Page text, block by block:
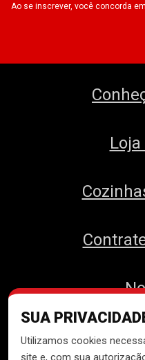
SUA
Utilizamos cookies
site e, com sua
Ao se inscrever, você concorda